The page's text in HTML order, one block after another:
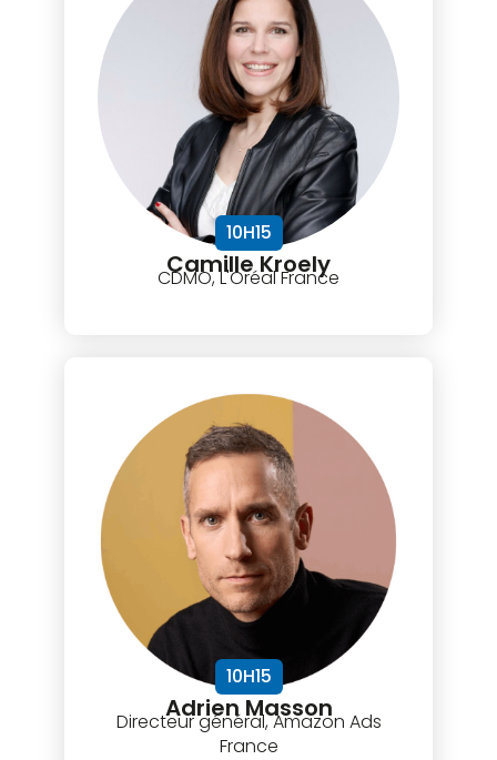
10H15
Camille Kroely
CDMO, L'Oréal France
10H15
Adrien Masson
Directeur général, Amazon Ads
France